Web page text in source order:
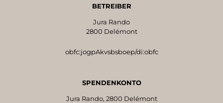
BETREIBER
Jura Rando
2800 Delémont
obfc:jogpAkvsbsboep/di:obfc
SPENDENKONTO
Jura Rando, 2800 Delémont